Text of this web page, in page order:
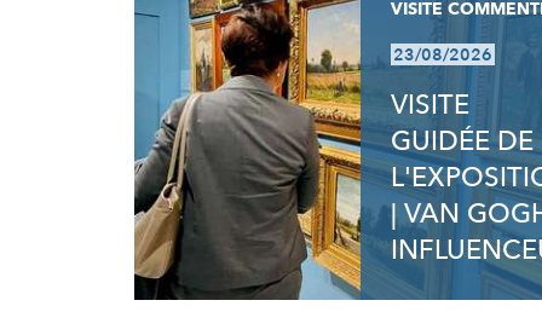
VISITE
23/08/2026
VISITE
GUIDÉE DE
| VAN